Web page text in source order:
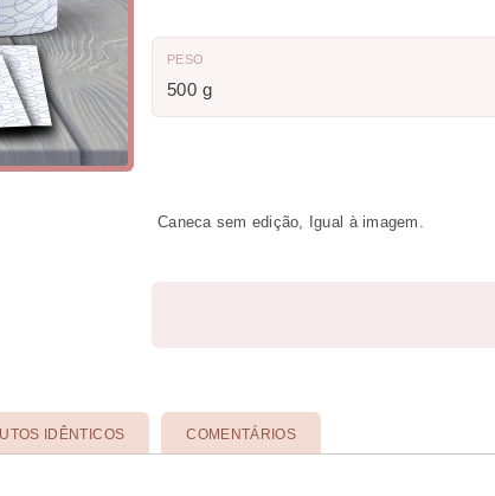
PESO
500 g
Caneca sem edição, Igual à imagem.
IDÊNTICOS COMENTÁRIOS